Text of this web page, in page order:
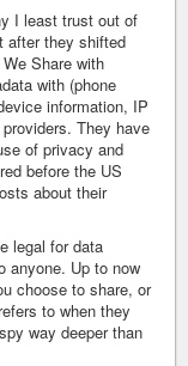
I least trust out of
after they shifted
Share with
with (phone
information, IP
They have
of privacy and
before the US
about their
legal for data
anyone. Up to now
choose to share, or
to when they
way deeper than